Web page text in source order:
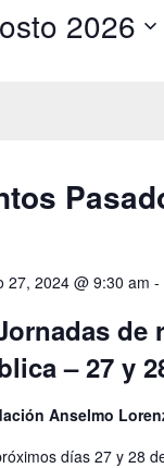
2026
27, 2024 @ 9:30 am -
de
– 27 y
Anselmo
días 27 y 28